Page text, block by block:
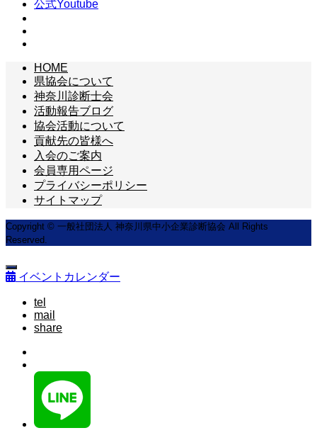
公式Youtube
HOME
県協会について
神奈川診断士会
活動報告ブログ
協会活動について
貢献先の皆様へ
入会のご案内
会員専用ページ
プライバシーポリシー
サイトマップ
Copyright © 一般社団法人 神奈川県中小企業診断協会 All Rights
Reserved.
イベントカレンダー
tel
mail
share